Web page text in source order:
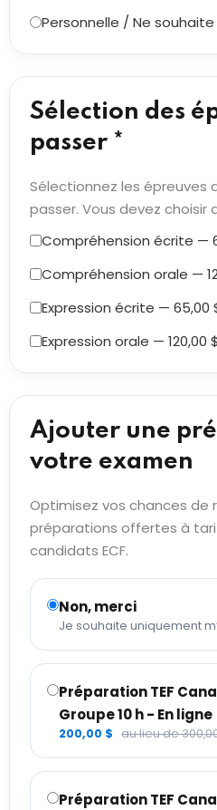
Personnelle / Ne
Sélection des
passer *
Sélectionnez les épreuves
passer. Vous devez choisir
Compréhension écrite —
Compréhension orale —
Expression écrite — 65,00
Expression orale — 120,00 $
Ajouter une
votre examen
Optimisez vos chances de
préparations offertes à
candidats ECF.
Non, merci
Je souhaite uniquement
Préparation TEF
Groupe 10 h - En ligne
200,00 $ au lieu de
Préparation TEF